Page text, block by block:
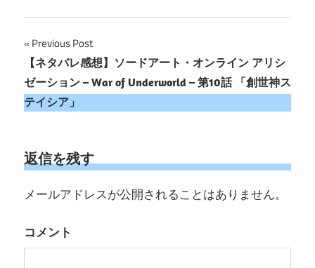
投
稿
ナ
ゲ
ー
ョ
Previous Post
【ネタバレ感想】ソードアート・オンライン アリシ
ゼーション – War of Underworld – 第10話 「創世神ス
テイシア」
返信を残す
メールアドレスが公開されることはありません。
コメント